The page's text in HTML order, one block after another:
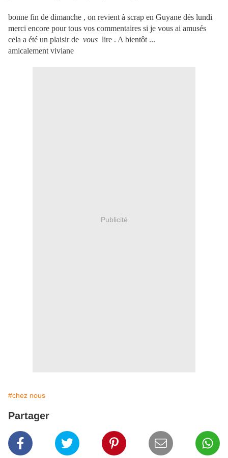
bonne fin de dimanche , on revient à scrap en Guyane dès lundi
merci encore pour tous vos commentaires si je vous ai amusés
cela a été un plaisir de vous lire . A bientôt ...
amicalement viviane
Publicité
#chez nous
Partager